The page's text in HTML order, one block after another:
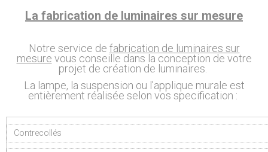
La fabrication de luminaires sur mesure
Notre service de fabrication de luminaires sur
mesure vous conseille dans la conception de votre
projet de création de luminaires.
La lampe, la suspension ou l'applique murale est
entièrement réalisée selon vos specification :
Contrecollés